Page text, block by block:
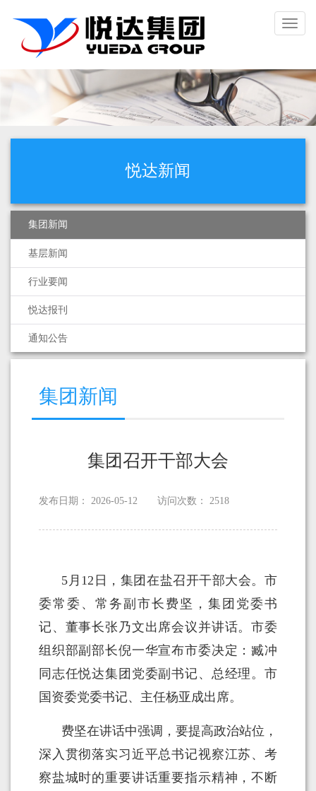
Toggle
悦达新闻
集团新闻
基层新闻
行业要闻
悦达报刊
通知公告
集团新闻
集团召开干部大会
发布日期： 2026-05-12 访问次数： 2518
5月12日，集团在盐召开干部大会。市
委常委、常务副市长费坚，集团党委书
记、董事长张乃文出席会议并讲话。市委
组织部副部长倪一华宣布市委决定：臧冲
同志任悦达集团党委副书记、总经理。市
国资委党委书记、主任杨亚成出席。
费坚在讲话中强调，要提高政治站位，
深入贯彻落实习近平总书记视察江苏、考
察盐城时的重要讲话重要指示精神，不断